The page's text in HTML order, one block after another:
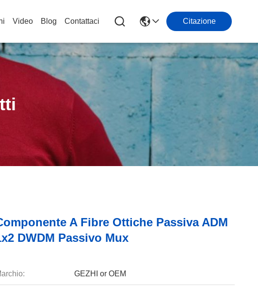
Video Blog Contattaci Citazione
A Fibre Ottiche Passiva ADM
DWDM Passivo Mux
GEZHI or OEM